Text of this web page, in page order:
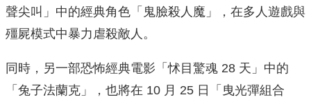
聲尖叫」中的經典角色「鬼臉殺人魔」，在多人遊戲與
殭屍模式中暴力虐殺敵人。
同時，另一部恐怖經典電影「怵目驚魂 28 天」中的
「兔子法蘭克」，也將在 10 月 25 日「曳光彈組合